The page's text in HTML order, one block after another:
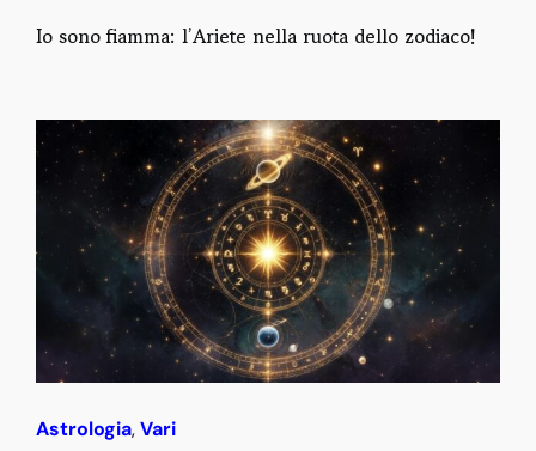
Io sono fiamma: l’Ariete nella ruota dello zodiaco!
Astrologia,Vari